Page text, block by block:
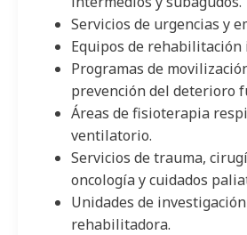
Servicios de urgencias y
Equipos de
Programas de
prevención del deterioro
Áreas de fisioterapia
ventilatorio.
Servicios de trauma,
oncología y cuidados
Unidades de
rehabilitadora.